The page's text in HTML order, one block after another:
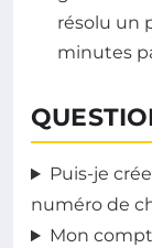
résolu un
minutes
Puis-je
numéro de
Mon